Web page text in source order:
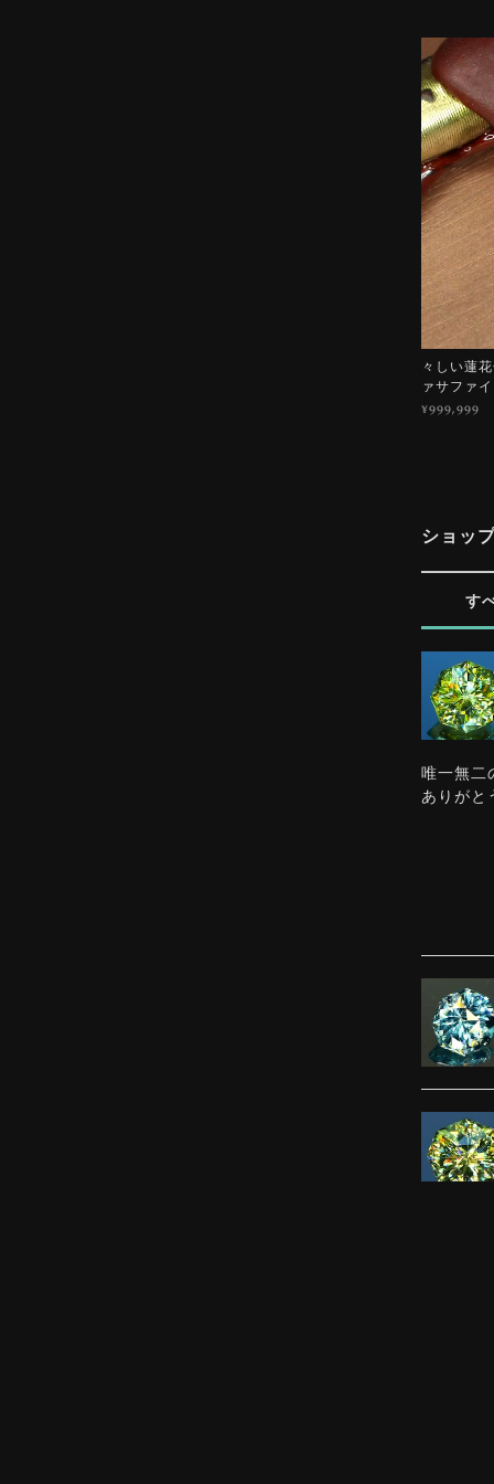
々しい蓮
ァサファ
¥999,999
ショッ
す
唯一無二
ありがと